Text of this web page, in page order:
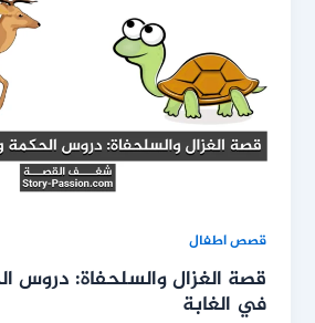
قصص اطفال
قصة الغزال والسلحفاة: دروس
في الغابة